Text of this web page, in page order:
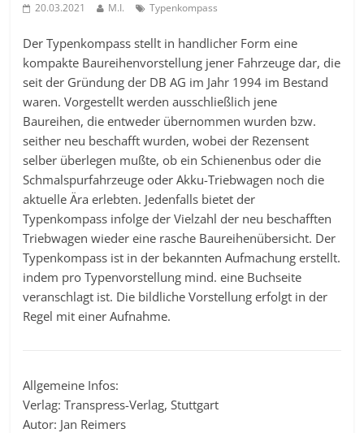
20.03.2021 M.I. Typenkompass
Der Typenkompass stellt in handlicher Form eine
kompakte Baureihenvorstellung jener Fahrzeuge dar, die
seit der Gründung der DB AG im Jahr 1994 im Bestand
waren. Vorgestellt werden ausschließlich jene
Baureihen, die entweder übernommen wurden bzw.
seither neu beschafft wurden, wobei der Rezensent
selber überlegen mußte, ob ein Schienenbus oder die
Schmalspurfahrzeuge oder Akku-Triebwagen noch die
aktuelle Ära erlebten. Jedenfalls bietet der
Typenkompass infolge der Vielzahl der neu beschafften
Triebwagen wieder eine rasche Baureihenübersicht. Der
Typenkompass ist in der bekannten Aufmachung erstellt.
indem pro Typenvorstellung mind. eine Buchseite
veranschlagt ist. Die bildliche Vorstellung erfolgt in der
Regel mit einer Aufnahme.
Allgemeine Infos:
Verlag: Transpress-Verlag, Stuttgart
Autor: Jan Reimers